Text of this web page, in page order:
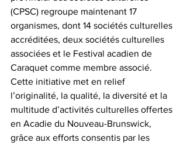
(CPSC) regroupe maintenant 17
organismes, dont 14 sociétés culturelles
accréditées, deux sociétés culturelles
associées et le Festival acadien de
Caraquet comme membre associé.
Cette initiative met en relief
l’originalité, la qualité, la diversité et la
multitude d’activités culturelles offertes
en Acadie du Nouveau-Brunswick,
grâce aux efforts consentis par les